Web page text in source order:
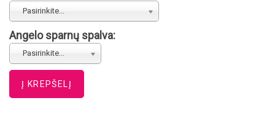
Pasirinkite...
Angelo sparnų spalva:
Pasirinkite...